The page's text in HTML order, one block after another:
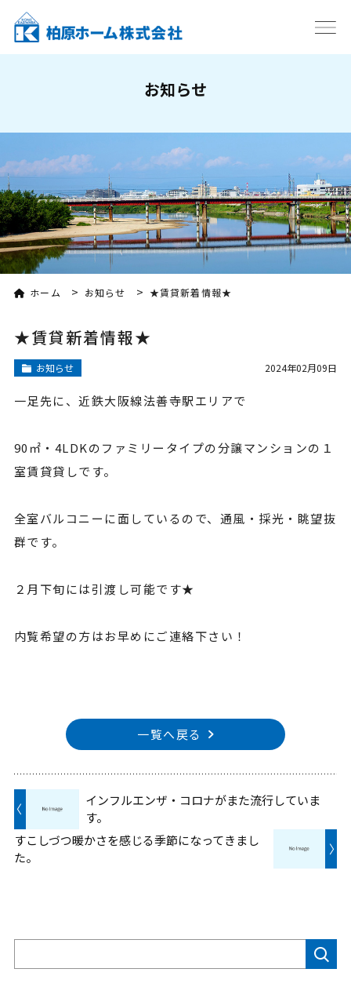
お知らせ
ホーム > お知らせ > ★賃貸新着情報★
★賃貸新着情報★
お知らせ 2024年02月09日
一足先に、近鉄大阪線法善寺駅エリアで
90㎡・4LDKのファミリータイプの分譲マンションの１
室賃貸貸しです。
全室バルコニーに面しているので、通風・採光・眺望抜
群です。
２月下旬には引渡し可能です★
内覧希望の方はお早めにご連絡下さい！
一覧へ戻る
〈
インフルエンザ・コロナがまた流行していま
す。
〉
すこしづつ暖かさを感じる季節になってきまし
た。